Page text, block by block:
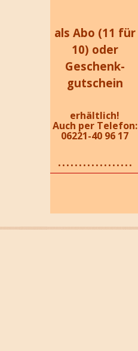
als Abo (11 für
10) oder
Geschenk-
gutschein
erhältlich!
Auch per Telefon:
06221-40 96 17
..................